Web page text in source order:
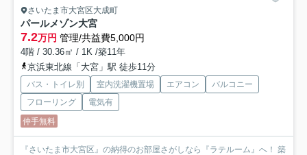
さいたま市大宮区大成町
パールメゾン大宮
7.2万円 管理/共益費5,000円
4階 / 30.36㎡ / 1K /築11年
京浜東北線「大宮」駅 徒歩11分
バス・トイレ別 室内洗濯機置場 エアコン
バルコニー
フローリング
電気有
仲手無料
『さいたま市大宮区』の納得のお部屋さがしなら『ラテルーム』へ！ 築